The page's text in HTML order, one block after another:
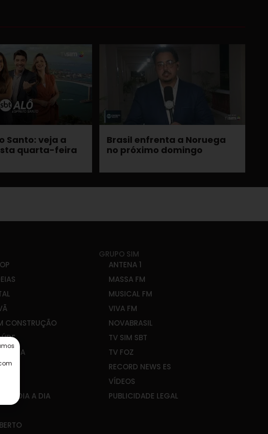
Santo: veja a
quarta-feira
Brasil enfrenta a Noruega
no próximo domingo
CONSTRUÇÃO
NO DIA A DIA
GRUPO SIM
ANTENA 1
MASSA FM
MUSICAL FM
VIVA FM
NOVABRASIL
TV SIM SBT
TV FOZ
RECORD NEWS ES
VÍDEOS
PUBLICIDADE LEGAL